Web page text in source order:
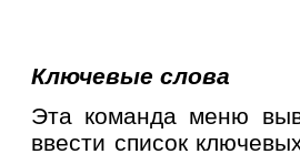
Ключевые слова
Эта команда меню
ввести список